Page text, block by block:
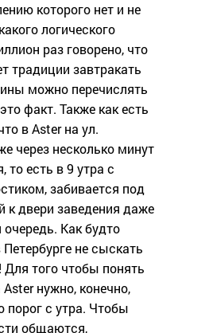
которого нет и не
логического
раз говорено, что
традиции завтракать
можно перечислять
факт. Также как есть
в Aster на ул.
через несколько минут
то есть в 9 утра с
забивается под
к двери заведения даже
Как будто
не сыскать
Для того чтобы понять
Aster нужно, конечно,
порог с утра. Чтобы
общаются,